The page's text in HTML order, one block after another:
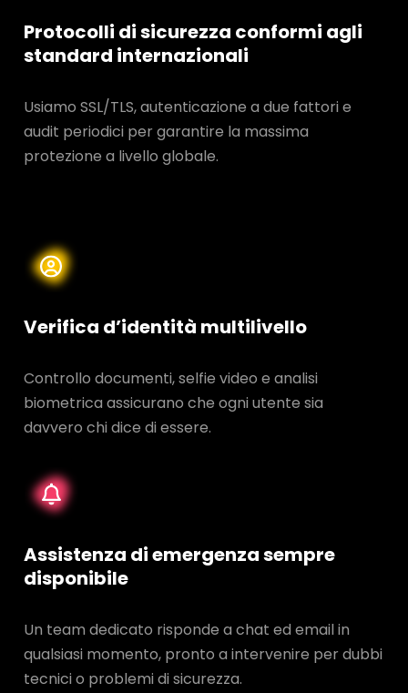
Protocolli di sicurezza conformi agli
standard internazionali
Usiamo SSL/TLS, autenticazione a due fattori e
audit periodici per garantire la massima
protezione a livello globale.
Verifica d’identità multilivello
Controllo documenti, selfie video e analisi
biometrica assicurano che ogni utente sia
davvero chi dice di essere.
Assistenza di emergenza sempre
disponibile
Un team dedicato risponde a chat ed email in
qualsiasi momento, pronto a intervenire per dubbi
tecnici o problemi di sicurezza.